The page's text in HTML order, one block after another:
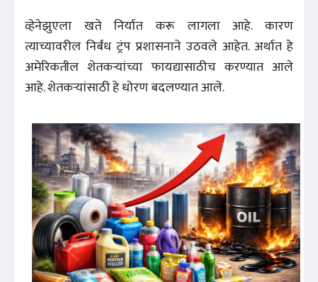
व्हेनेझुएला खते निर्यात करू लागला आहे. कारण
त्याच्यावरील निर्बंध ट्रंप प्रशासनाने उठवले आहेत. अर्थात हे
अमेरिकतील शेतकऱ्यांच्या फायद्यासाठीच करण्यात आले
आहे. शेतकऱ्यांसाठी हे धोरण बदलण्यात आले.